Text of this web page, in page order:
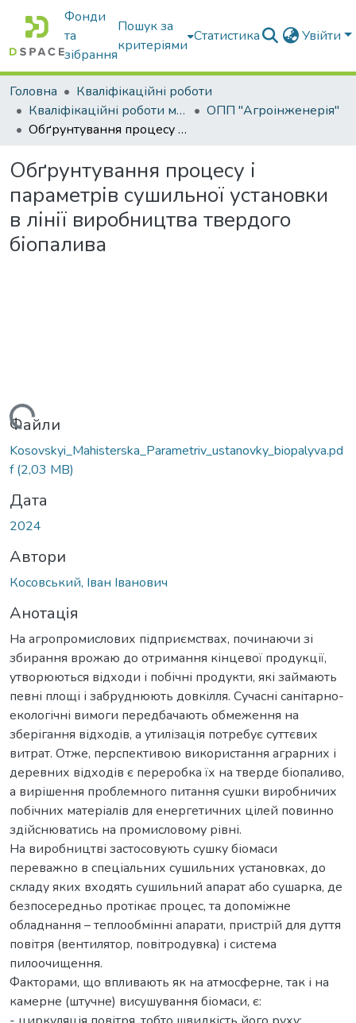
Фонди
та
зібрання
Пошук за
критеріями
Статистика Увійти
Головна
Кваліфікаційні роботи
Кваліфікаційні роботи магістрів
ОПП "Агроінженерія"
Обґрунтування процесу і параметрів сушильної установки в лінії виробництва твердого біопалива
Обґрунтування процесу і
параметрів сушильної установки
в лінії виробництва твердого
біопалива
Файли
Kosovskyi_Mahisterska_Parametriv_ustanovky_biopalyva.pd
f(2,03 MB)
Дата
2024
Автори
Косовський, Іван Іванович
Анотація
На агропромислових підприємствах, починаючи зі
збирання врожаю до отримання кінцевої продукції,
утворюються відходи і побічні продукти, які займають
певні площі і забруднюють довкілля. Сучасні санітарно-
екологічні вимоги передбачають обмеження на
зберігання відходів, а утилізація потребує суттєвих
витрат. Отже, перспективою використання аграрних і
деревних відходів є переробка їх на тверде біопаливо,
а вирішення проблемного питання сушки виробничих
побічних матеріалів для енергетичних цілей повинно
здійснюватись на промисловому рівні.
На виробництві застосовують сушку біомаси
переважно в спеціальних сушильних установках, до
складу яких входять сушильний апарат або сушарка, де
безпосередньо протікає процес, та допоміжне
обладнання – теплообмінні апарати, пристрій для дуття
повітря (вентилятор, повітродувка) і система
пилоочищення.
Факторами, що впливають як на атмосферне, так і на
камерне (штучне) висушування біомаси, є: